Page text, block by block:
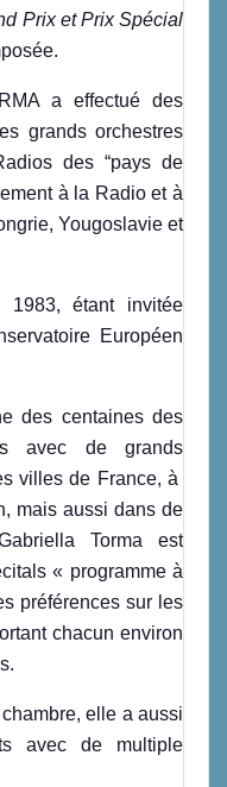
Prix et Prix Spécial
a effectué des
grands orchestres
des “pays de
à la Radio et à
Yougoslavie et
1983, étant invitée
Européen
des centaines des
avec de grands
villes de France, à
mais aussi dans de
Torma est
« programme à
préférences sur les
chacun environ
elle a aussi
avec de multiple